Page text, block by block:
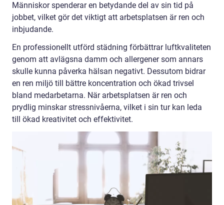
Människor spenderar en betydande del av sin tid på
jobbet, vilket gör det viktigt att arbetsplatsen är ren och
inbjudande.
En professionellt utförd städning förbättrar luftkvaliteten
genom att avlägsna damm och allergener som annars
skulle kunna påverka hälsan negativt. Dessutom bidrar
en ren miljö till bättre koncentration och ökad trivsel
bland medarbetarna. När arbetsplatsen är ren och
prydlig minskar stressnivåerna, vilket i sin tur kan leda
till ökad kreativitet och effektivitet.